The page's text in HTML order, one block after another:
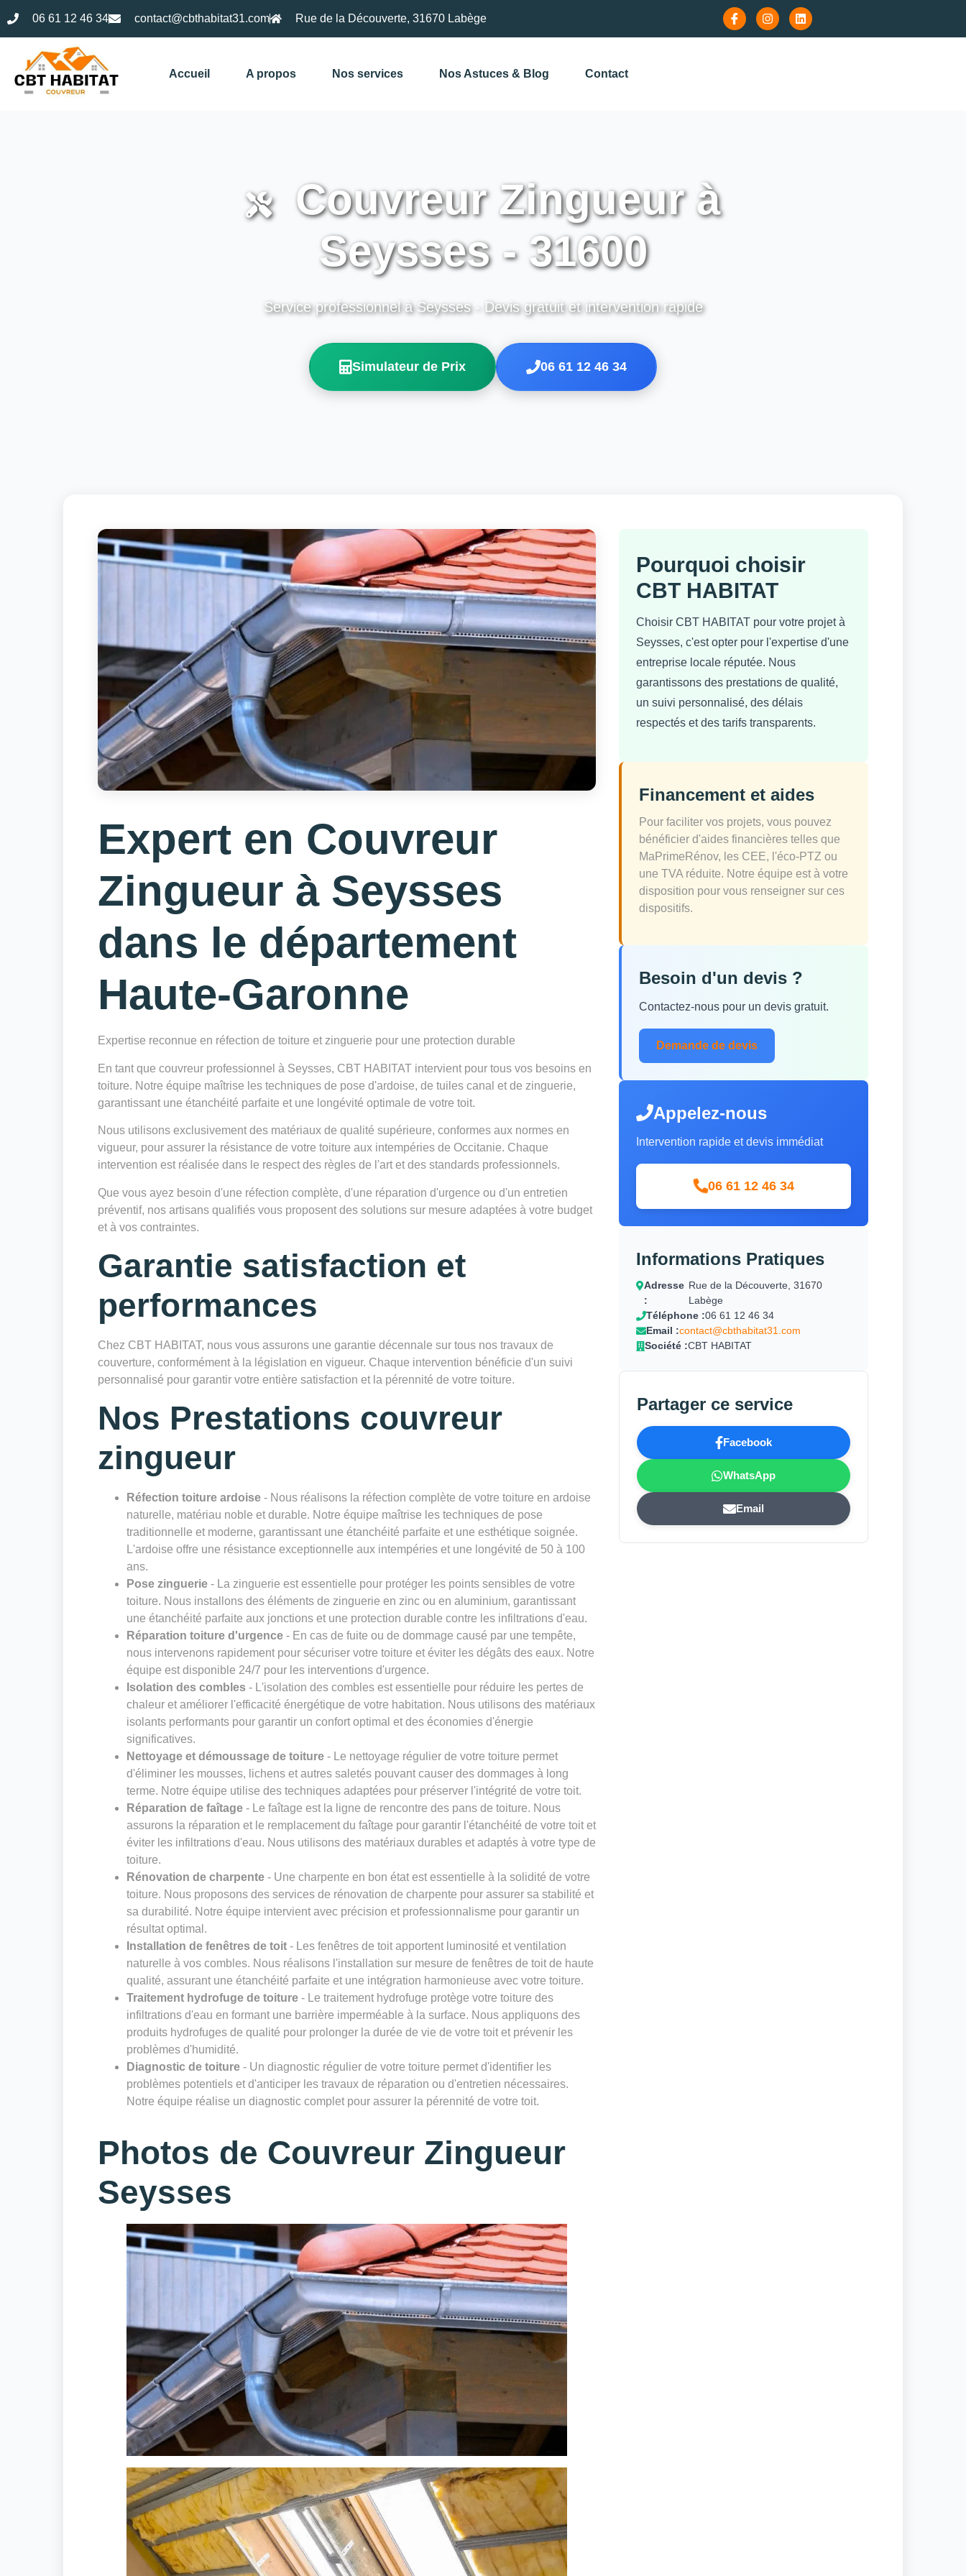
06 61 12 46 34 contact@cbthabitat31.com Rue de la Découverte, 31670 Labège
Accueil A propos Nos services Nos Astuces & Blog Contact
Couvreur Zingueur à
Seysses - 31600
Service professionnel à Seysses - Devis gratuit et intervention rapide
Simulateur de Prix 06 61 12 46 34
Expert en Couvreur
Zingueur à Seysses
dans le département
Haute-Garonne
Expertise reconnue en réfection de toiture et zinguerie pour une protection durable
En tant que couvreur professionnel à Seysses, CBT HABITAT intervient pour tous vos besoins en
toiture. Notre équipe maîtrise les techniques de pose d'ardoise, de tuiles canal et de zinguerie,
garantissant une étanchéité parfaite et une longévité optimale de votre toit.
Nous utilisons exclusivement des matériaux de qualité supérieure, conformes aux normes en
vigueur, pour assurer la résistance de votre toiture aux intempéries de Occitanie. Chaque
intervention est réalisée dans le respect des règles de l'art et des standards professionnels.
Que vous ayez besoin d'une réfection complète, d'une réparation d'urgence ou d'un entretien
préventif, nos artisans qualifiés vous proposent des solutions sur mesure adaptées à votre budget
et à vos contraintes.
Garantie satisfaction et
performances
Chez CBT HABITAT, nous vous assurons une garantie décennale sur tous nos travaux de
couverture, conformément à la législation en vigueur. Chaque intervention bénéficie d'un suivi
personnalisé pour garantir votre entière satisfaction et la pérennité de votre toiture.
Nos Prestations couvreur
zingueur
Réfection toiture ardoise - Nous réalisons la réfection complète de votre toiture en ardoise
naturelle, matériau noble et durable. Notre équipe maîtrise les techniques de pose
traditionnelle et moderne, garantissant une étanchéité parfaite et une esthétique soignée.
L'ardoise offre une résistance exceptionnelle aux intempéries et une longévité de 50 à 100
ans.
Pose zinguerie - La zinguerie est essentielle pour protéger les points sensibles de votre
toiture. Nous installons des éléments de zinguerie en zinc ou en aluminium, garantissant
une étanchéité parfaite aux jonctions et une protection durable contre les infiltrations d'eau.
Réparation toiture d'urgence - En cas de fuite ou de dommage causé par une tempête,
nous intervenons rapidement pour sécuriser votre toiture et éviter les dégâts des eaux. Notre
équipe est disponible 24/7 pour les interventions d'urgence.
Isolation des combles - L'isolation des combles est essentielle pour réduire les pertes de
chaleur et améliorer l'efficacité énergétique de votre habitation. Nous utilisons des matériaux
isolants performants pour garantir un confort optimal et des économies d'énergie
significatives.
Nettoyage et démoussage de toiture - Le nettoyage régulier de votre toiture permet
d'éliminer les mousses, lichens et autres saletés pouvant causer des dommages à long
terme. Notre équipe utilise des techniques adaptées pour préserver l'intégrité de votre toit.
Réparation de faîtage - Le faîtage est la ligne de rencontre des pans de toiture. Nous
assurons la réparation et le remplacement du faîtage pour garantir l'étanchéité de votre toit et
éviter les infiltrations d'eau. Nous utilisons des matériaux durables et adaptés à votre type de
toiture.
Rénovation de charpente - Une charpente en bon état est essentielle à la solidité de votre
toiture. Nous proposons des services de rénovation de charpente pour assurer sa stabilité et
sa durabilité. Notre équipe intervient avec précision et professionnalisme pour garantir un
résultat optimal.
Installation de fenêtres de toit - Les fenêtres de toit apportent luminosité et ventilation
naturelle à vos combles. Nous réalisons l'installation sur mesure de fenêtres de toit de haute
qualité, assurant une étanchéité parfaite et une intégration harmonieuse avec votre toiture.
Traitement hydrofuge de toiture - Le traitement hydrofuge protège votre toiture des
infiltrations d'eau en formant une barrière imperméable à la surface. Nous appliquons des
produits hydrofuges de qualité pour prolonger la durée de vie de votre toit et prévenir les
problèmes d'humidité.
Diagnostic de toiture - Un diagnostic régulier de votre toiture permet d'identifier les
problèmes potentiels et d'anticiper les travaux de réparation ou d'entretien nécessaires.
Notre équipe réalise un diagnostic complet pour assurer la pérennité de votre toit.
Photos de Couvreur Zingueur
Seysses
Pourquoi choisir
CBT HABITAT
Choisir CBT HABITAT pour votre projet à
Seysses, c'est opter pour l'expertise d'une
entreprise locale réputée. Nous
garantissons des prestations de qualité,
un suivi personnalisé, des délais
respectés et des tarifs transparents.
Financement et aides
Pour faciliter vos projets, vous pouvez
bénéficier d'aides financières telles que
MaPrimeRénov, les CEE, l'éco-PTZ ou
une TVA réduite. Notre équipe est à votre
disposition pour vous renseigner sur ces
dispositifs.
Besoin d'un devis ?
Contactez-nous pour un devis gratuit.
Demande de devis
Appelez-nous
Intervention rapide et devis immédiat
06 61 12 46 34
Informations Pratiques
Adresse
:
Rue de la Découverte, 31670
Labège
Téléphone :06 61 12 46 34
Email :contact@cbthabitat31.com
Société :CBT HABITAT
Partager ce service
Facebook
WhatsApp
Email